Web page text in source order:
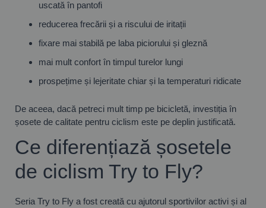
uscată în pantofi
reducerea frecării și a riscului de iritații
fixare mai stabilă pe laba piciorului și gleznă
mai mult confort în timpul turelor lungi
prospețime și lejeritate chiar și la temperaturi ridicate
De aceea, dacă petreci mult timp pe bicicletă, investiția în
șosete de calitate pentru ciclism este pe deplin justificată.
Ce diferențiază șosetele
de ciclism Try to Fly?
Seria Try to Fly a fost creată cu ajutorul sportivilor activi și al